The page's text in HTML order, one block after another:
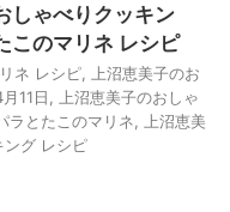
しゃべりクッキン
このマリネ レシピ
ネ レシピ
上沼恵美子のお
11日
上沼恵美子のおしゃ
ラとたこのマリネ
上沼恵美
ング レシピ